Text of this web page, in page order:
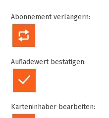
Abonnement verlängern:
Aufladewert bestätigen:
Karteninhaber bearbeiten: